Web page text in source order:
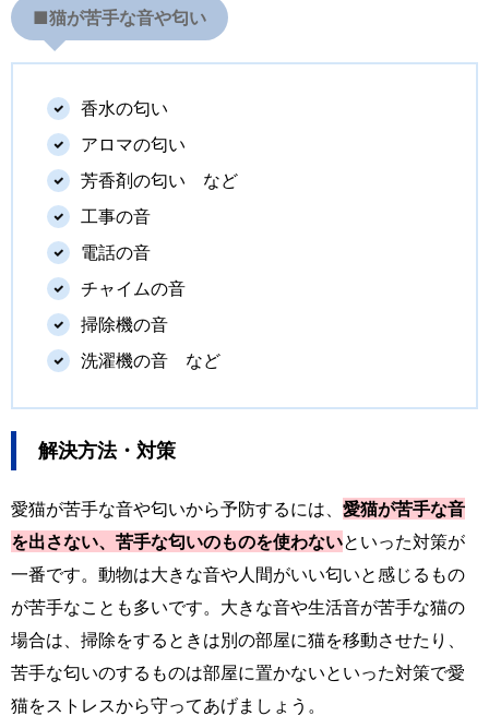
■猫が苦手な音や匂い
香水の匂い
アロマの匂い
芳香剤の匂い など
工事の音
電話の音
チャイムの音
掃除機の音
洗濯機の音 など
解決方法・対策
愛猫が苦手な音や匂いから予防するには、 愛猫が苦手な音
を出さない、苦手な匂いのものを使わないといった対策が
一番です。動物は大きな音や人間がいい匂いと感じるもの
が苦手なことも多いです。大きな音や生活音が苦手な猫の
場合は、掃除をするときは別の部屋に猫を移動させたり、
苦手な匂いのするものは部屋に置かないといった対策で愛
猫をストレスから守ってあげましょう。